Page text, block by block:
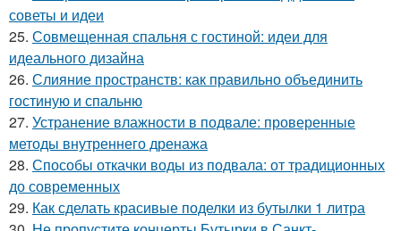
советы и идеи
25. Совмещенная спальня с гостиной: идеи для
идеального дизайна
26. Слияние пространств: как правильно объединить
гостиную и спальню
27. Устранение влажности в подвале: проверенные
методы внутреннего дренажа
28. Способы откачки воды из подвала: от традиционных
до современных
29. Как сделать красивые поделки из бутылки 1 литра